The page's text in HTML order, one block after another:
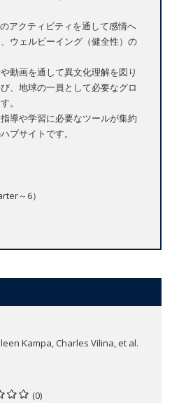
アクティビティを通して感情へ
ウェルビーイング（健全性）の
動画を通して異文化理解を図り
、地球の一員として必要なグロ
。
導や学習に必要なツールが集約
ブサイトです。
～6）
Kampa, Charles Vilina, et al.
(0)